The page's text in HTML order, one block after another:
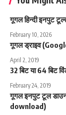
गूगल हिन्दी इनपुट
February 10, 2026
गूगल ड्राइव
April 2, 2019
32 बिट या 64 बिट
February 24, 2019
गूगल इनपुट टूल
download)